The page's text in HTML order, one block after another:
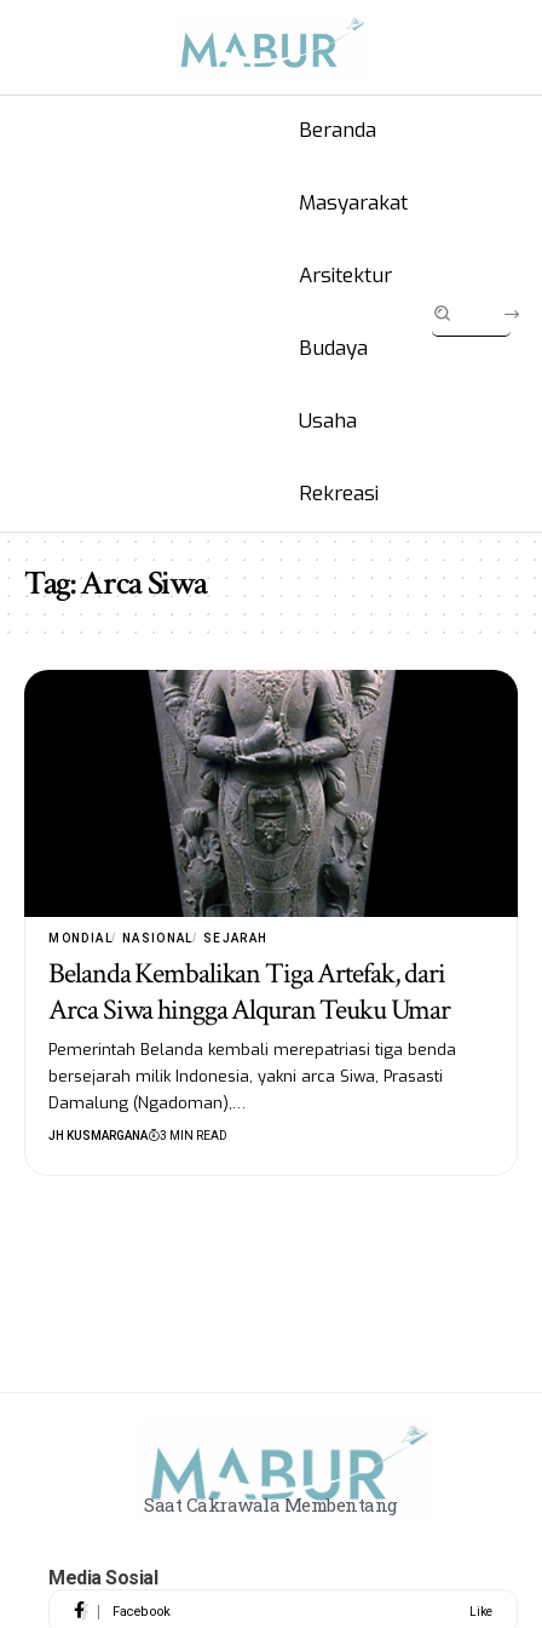
Beranda
Masyarakat
Arsitektur
Budaya
Usaha
Rekreasi
Tag:Arca Siwa
MONDIAL NASIONAL SEJARAH
Belanda Kembalikan Tiga Artefak, dari
Arca Siwa hingga Alquran Teuku Umar
Pemerintah Belanda kembali merepatriasi tiga benda
bersejarah milik Indonesia, yakni arca Siwa, Prasasti
Damalung (Ngadoman),…
JH KUSMARGANA 3 MIN READ
Saat Cakrawala Membentang
Media Sosial
Facebook Like